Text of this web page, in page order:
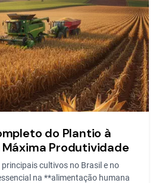
do Plantio à
Produtividade
cultivos no Brasil e no
na **alimentação humana